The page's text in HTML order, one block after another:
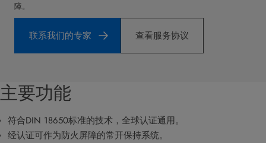
障。
联系我们的专家 查看服务协议
主要功能
符合DIN 18650标准的技术，全球认证通用。
经认证可作为防火屏障的常开保持系统。